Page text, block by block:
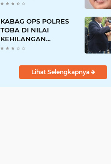
Pensiunan Guru dan
Pastikan Proses
Hukum Berjalan
KABAG OPS POLRES
TOBA DI NILAI
KEHILANGAN
INDEPENDENSI.
PENEMBOKAN TANAH
DI LAGUBOTI DAPAT
Lihat Selengkapnya